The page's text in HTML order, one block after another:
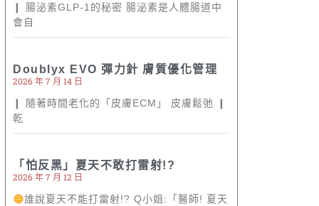
❙ 腸泌素GLP-1的秘密 腸泌素是人體腸道中
會自
Doublyx EVO 彈力針 膚質優化管理
2026 年 7 月 14 日
❙ 隨著時間老化的「皮膚ECM」 皮膚鬆弛 ❙
乾
「怕反黑」夏天不敢打雷射!?
2026 年 7 月 12 日
誰說夏天不能打雷射!? Q小姐:「醫師! 夏天